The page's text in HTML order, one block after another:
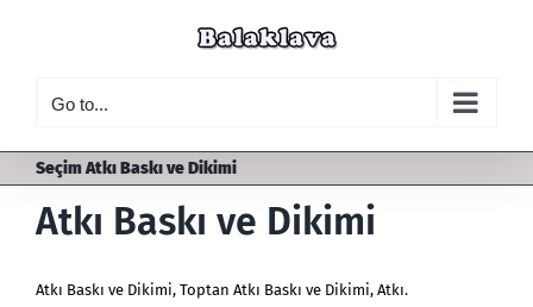
Go to...
Seçim Atkı Baskı ve Dikimi
Atkı Baskı ve Dikimi
Atkı Baskı ve Dikimi, Toptan Atkı Baskı ve Dikimi, Atkı.